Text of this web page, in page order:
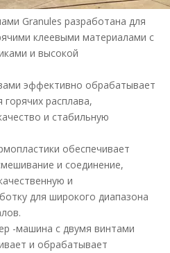
Granules разработана для
клеевыми материалами с
и высокой
эффективно обрабатывает
расплава,
и стабильную
обеспечивает
и соединение,
и
для широкого диапазона
-машина с двумя винтами
и обрабатывает